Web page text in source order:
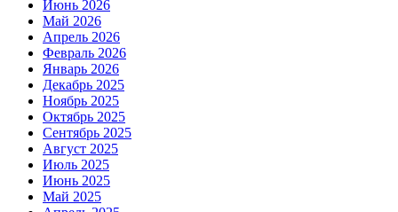
Июнь 2026
Май 2026
Апрель 2026
Февраль 2026
Январь 2026
Декабрь 2025
Ноябрь 2025
Октябрь 2025
Сентябрь 2025
Август 2025
Июль 2025
Июнь 2025
Май 2025